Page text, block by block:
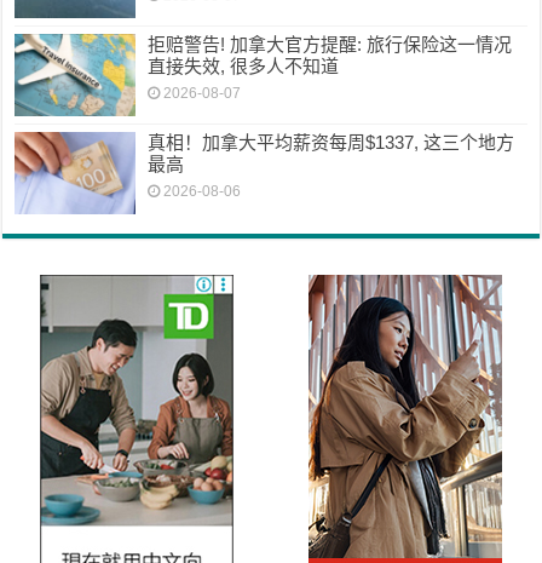
拒赔警告! 加拿大官方提醒: 旅行保险这一情况
直接失效, 很多人不知道
2026-08-07
真相！加拿大平均薪资每周$1337, 这三个地方
最高
2026-08-06